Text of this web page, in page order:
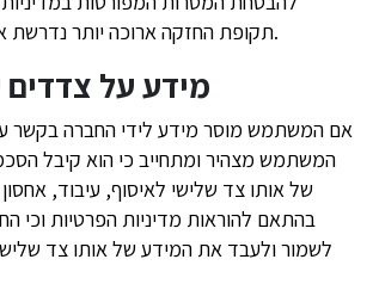
תקופת החזקה ארוכה יותר נדרשת או מותרת על-פי דין.
9. מידע על
אם המשתמש מוסר מידע לידי החברה בקשר
המשתמש מצהיר ומתחייב כי הוא קיבל
של אותו צד שלישי לאיסוף, עיבוד,
בהתאם להוראות מדיניות הפרטיות וכי
לשמור ולעבד את המידע של אותו צד